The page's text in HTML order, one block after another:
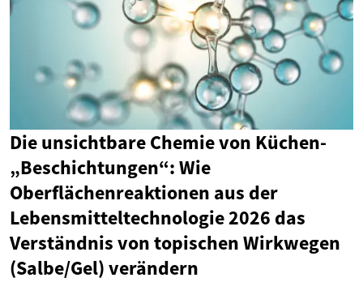
Die unsichtbare Chemie von Küchen-
„Beschichtungen“: Wie
Oberflächenreaktionen aus der
Lebensmitteltechnologie 2026 das
Verständnis von topischen Wirkwegen
(Salbe/Gel) verändern